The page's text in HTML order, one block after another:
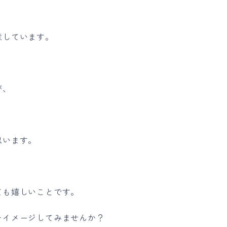
ています。
ます。
嬉しいことです。
メージしてみませんか？